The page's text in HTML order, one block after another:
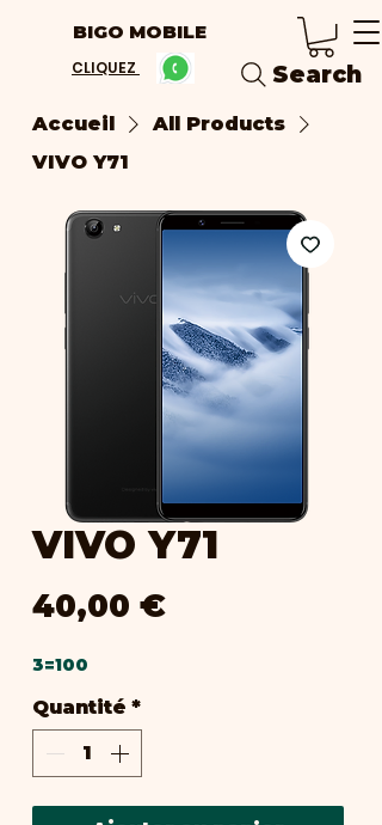
BIGO MOBILE
CLIQUEZ Search
Accueil
All Products
VIVO Y71
VIVO Y71
40,00 €Prix
3=100
Quantité *